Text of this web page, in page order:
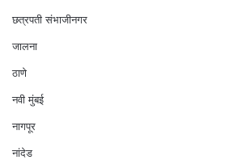
छत्रपती संभाजीनगर
जालना
ठाणे
नवी मुंबई
नागपूर
नांदेड